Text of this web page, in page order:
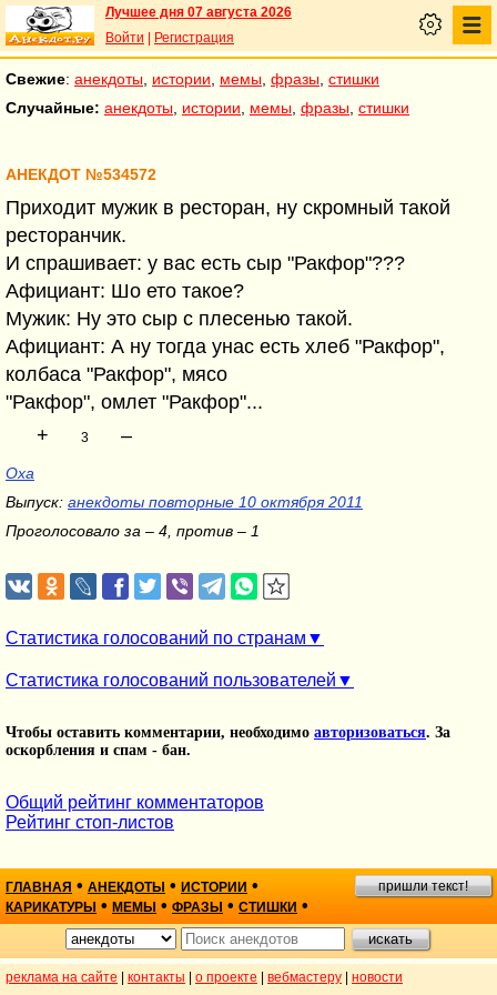
Лучшее дня 07 августа 2026
Войти
Регистрация
Свежие: анекдоты истории мемы фразы стишки
Случайные: анекдоты истории мемы фразы стишки
АНЕКДОТ №534572
Приходит мужик в ресторан, ну скромный такой
ресторанчик.
И спрашивает: у вас есть сыр "Ракфор"???
Афициант: Шо ето такое?
Мужик: Ну это сыр с плесенью такой.
Афициант: А ну тогда унас есть хлеб "Ракфор",
колбаса "Ракфор", мясо
"Ракфор", омлет "Ракфор"...
+
3 –
Оха
Выпуск: анекдоты повторные 10 октября 2011
Проголосовало за – 4, против – 1
Статистика голосований по странам
Статистика голосований пользователей
Чтобы оставить комментарии, необходимо авторизоваться. За
оскорбления и спам - бан.
Общий рейтинг комментаторов
Рейтинг стоп-листов
ГЛАВНАЯ • АНЕКДОТЫ • ИСТОРИИ •
КАРИКАТУРЫ • МЕМЫ • ФРАЗЫ • СТИШКИ •
пришли текст!
реклама на сайте контакты о проекте вебмастеру новости